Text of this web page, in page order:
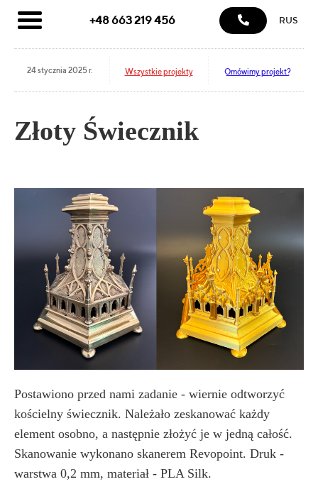
+48 663 219 456 RUS
24 stycznia 2025 r. Wszystkie projekty Omówimy projekt?
Złoty Świecznik
Postawiono przed nami zadanie - wiernie odtworzyć
kościelny świecznik. Należało zeskanować każdy
element osobno, a następnie złożyć je w jedną całość.
Skanowanie wykonano skanerem Revopoint. Druk -
warstwa 0,2 mm, materiał - PLA Silk.